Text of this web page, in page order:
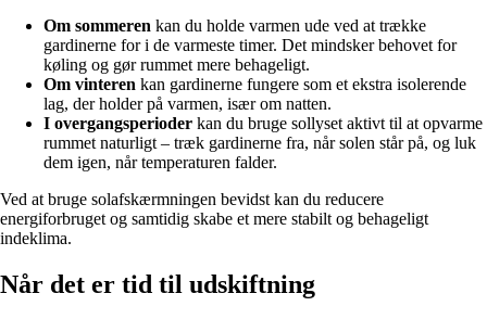
Om sommeren kan du holde varmen ude ved at trække
gardinerne for i de varmeste timer. Det mindsker behovet for
køling og gør rummet mere behageligt.
Om vinteren kan gardinerne fungere som et ekstra isolerende
lag, der holder på varmen, især om natten.
I overgangsperioder kan du bruge sollyset aktivt til at opvarme
rummet naturligt – træk gardinerne fra, når solen står på, og luk
dem igen, når temperaturen falder.
Ved at bruge solafskærmningen bevidst kan du reducere
energiforbruget og samtidig skabe et mere stabilt og behageligt
indeklima.
Når det er tid til udskiftning